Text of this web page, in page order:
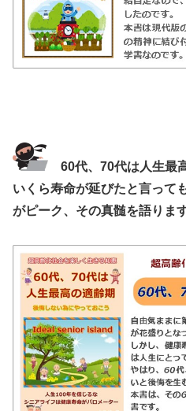
60代、70代は人生最
いくら寿命が延びたと言って
がピーク、その真髄を語ります